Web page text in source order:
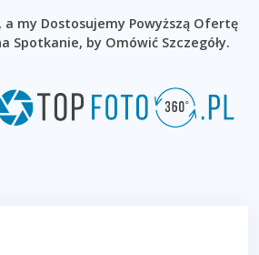
a my Dostosujemy Powyższą Ofertę
Spotkanie, by Omówić Szczegóły.